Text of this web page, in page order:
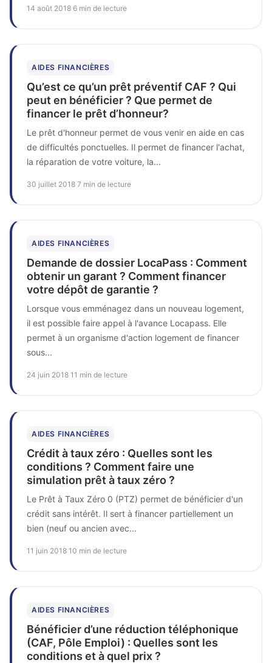
14 août 2018 6 min de lecture
AIDES FINANCIÈRES
Qu’est ce qu’un prêt préventif CAF ? Qui
peut en bénéficier ? Que permet de
financer le prêt d’honneur?
Le prêt d'honneur permet de vous venir en aide en cas
de difficultés ponctuelles. Il permet de financer l'achat,
la réparation de votre voiture, la...
30 juillet 2018 7 min de lecture
AIDES FINANCIÈRES
Demande de dossier LocaPass : Comment
obtenir un garant ? Comment financer
votre dépôt de garantie ?
Lorsque vous emménagez dans un nouveau logement,
il est possible faire appel à l'avance Locapass. Elle
permet à un organisme d'action logement de financer
sous...
24 juin 2018 11 min de lecture
AIDES FINANCIÈRES
Crédit à taux zéro : Quelles sont les
conditions ? Comment faire une
simulation prêt à taux zéro ?
Le Prêt à Taux Zéro 0 (PTZ) permet de bénéficier d'un
crédit sans intérêt. Il sert à financer partiellement un
bien (neuf ou ancien avec...
11 juin 2018 10 min de lecture
AIDES FINANCIÈRES
Bénéficier d’une réduction téléphonique
(CAF, Pôle Emploi) : Quelles sont les
conditions et à quel prix ?